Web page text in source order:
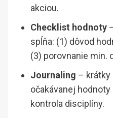
akciou.
Checklist hodnoty
spĺňa: (1) dôvod
(3) porovnanie min.
Journaling – krátky
očakávanej
kontrola disciplíny.